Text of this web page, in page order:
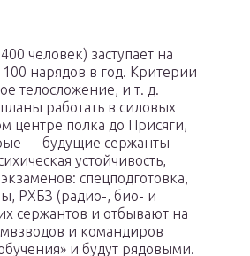
человек) заступает на
нарядов в год. Критерии
телосложение, и т. д.
работать в силовых
центре полка до Присяги,
— будущие сержанты —
устойчивость,
спецподготовка,
РХБЗ (радио-, био- и
сержантов и отбывают на
и командиров
и будут рядовыми.